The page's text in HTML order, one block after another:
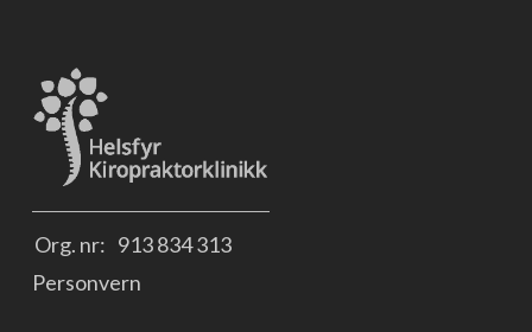
Org. nr: 913 834 313
Personvern